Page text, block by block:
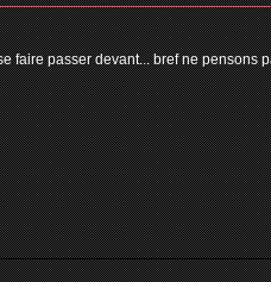
faire passer devant... bref ne pensons